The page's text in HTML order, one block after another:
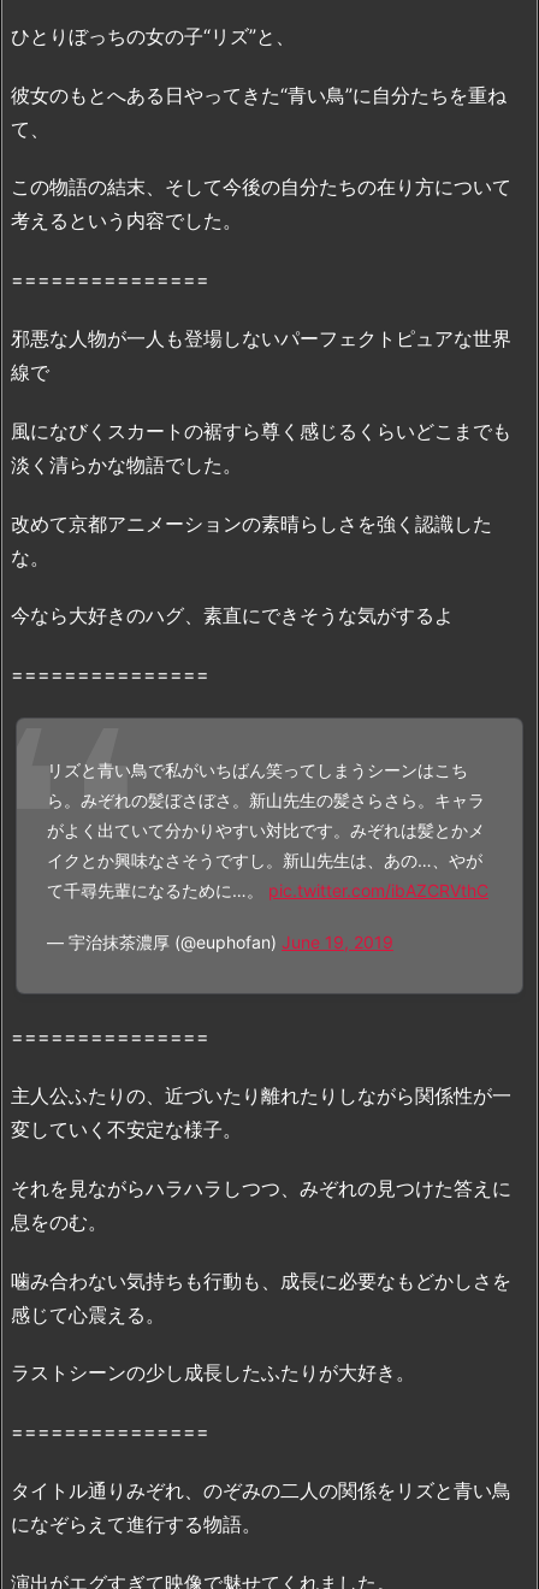
a
d
a、
D
i
y
m
t
i
n・
で
配
況
2.
1.
映
画
ズ
い
の
無
フ
ル
画：
「P
n
o
a」
で
配
ひとりぼっちの女の子“リズ”と、
彼女のもとへある日やってきた“青い鳥”に自分たちを重ね
て、
この物語の結末、そして今後の自分たちの在り方について
考えるという内容でした。
===============
邪悪な人物が一人も登場しないパーフェクトピュアな世界
線で
風になびくスカートの裾すら尊く感じるくらいどこまでも
淡く清らかな物語でした。
改めて京都アニメーションの素晴らしさを強く認識した
な。
今なら大好きのハグ、素直にできそうな気がするよ
===============
リズと青い鳥で私がいちばん笑ってしまうシーンはこち
ら。みぞれの髪ぼさぼさ。新山先生の髪さらさら。キャラ
がよく出ていて分かりやすい対比です。みぞれは髪とかメ
イクとか興味なさそうですし。新山先生は、あの…、やが
て千尋先輩になるために…。 pic.twitter.com/ibAZCRVthC
— 宇治抹茶濃厚 (@euphofan) June 19, 2019
===============
主人公ふたりの、近づいたり離れたりしながら関係性が一
変していく不安定な様子。
それを見ながらハラハラしつつ、みぞれの見つけた答えに
息をのむ。
噛み合わない気持ちも行動も、成長に必要なもどかしさを
感じて心震える。
ラストシーンの少し成長したふたりが大好き。
===============
タイトル通りみぞれ、のぞみの二人の関係をリズと青い鳥
になぞらえて進行する物語。
演出がエグすぎて映像で魅せてくれました。